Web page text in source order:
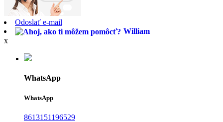
Odoslať e-mail
William
x
WhatsApp
WhatsApp
8613151196529